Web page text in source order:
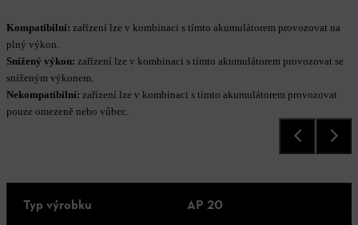
Kompatibilní: zařízení lze v kombinaci s tímto akumulátorem provozovat na
plný výkon.
Snížený výkon: zařízení lze v kombinaci s tímto akumulátorem provozovat se
sníženým výkonem.
Nekompatibilní: zařízení lze v kombinaci s tímto akumulátorem provozovat
pouze omezeně nebo vůbec.
Typ výrobku AP 20